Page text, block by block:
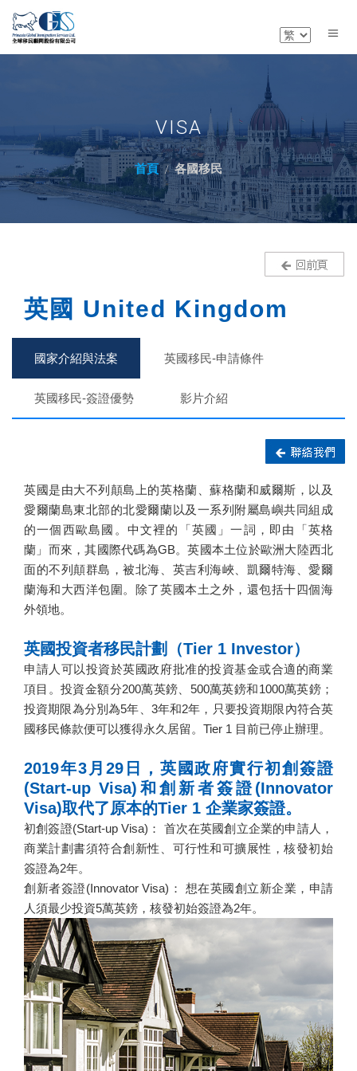
VISA
首頁 各國移民
英國 United Kingdom
國家介紹與法案 英國移民-申請條件
英國移民-簽證優勢 影片介紹
英國是由大不列顛島上的英格蘭、蘇格蘭和威爾斯，以及
愛爾蘭島東北部的北愛爾蘭以及一系列附屬島嶼共同組成
的一個西歐島國。中文裡的「英國」一詞，即由「英格
蘭」而來，其國際代碼為GB。英國本土位於歐洲大陸西北
面的不列顛群島，被北海、英吉利海峽、凱爾特海、愛爾
蘭海和大西洋包圍。除了英國本土之外，還包括十四個海
外領地。
英國投資者移民計劃（Tier 1 Investor）
申請人可以投資於英國政府批准的投資基金或合適的商業
項目。投資金額分200萬英鎊、500萬英鎊和1000萬英鎊；
投資期限為分別為5年、3年和2年，只要投資期限內符合英
國移民條款便可以獲得永久居留。Tier 1 目前已停止辦理。
2019年3月29日，英國政府實行初創簽證
(Start-up Visa)和創新者簽證(Innovator
Visa)取代了原本的Tier 1 企業家簽證。
初創簽證(Start-up Visa)： 首次在英國創立企業的申請人，
商業計劃書須符合創新性、可行性和可擴展性，核發初始
簽證為2年。
創新者簽證(Innovator Visa)： 想在英國創立新企業，申請
人須最少投資5萬英鎊，核發初始簽證為2年。